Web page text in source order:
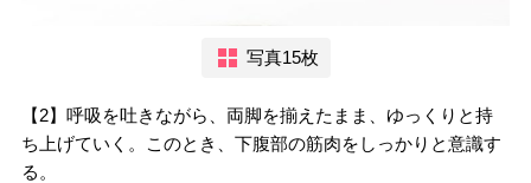
写真15枚
【2】呼吸を吐きながら、両脚を揃えたまま、ゆっくりと持
ち上げていく。このとき、下腹部の筋肉をしっかりと意識す
る。